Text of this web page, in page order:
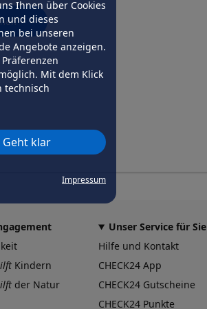
Ihnen über Cookies
und dieses
bei unseren
Angebote anzeigen.
Mit dem Klick
technisch
Geht klar
Impressum
Kindern
der Natur
Unser Service für Sie
Hilfe und Kontakt
CHECK24 App
CHECK24 Gutscheine
CHECK24 Punkte